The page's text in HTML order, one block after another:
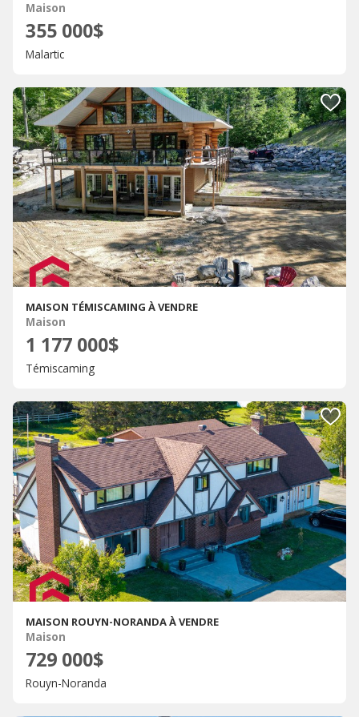
Maison
355 000$
Malartic
MAISON TÉMISCAMING À VENDRE
Maison
1 177 000$
Témiscaming
MAISON ROUYN-NORANDA À VENDRE
Maison
729 000$
Rouyn-Noranda